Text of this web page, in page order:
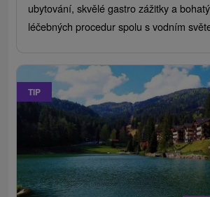
ubytování, skvělé gastro zážitky a
léčebných procedur spolu s vodním
TIP